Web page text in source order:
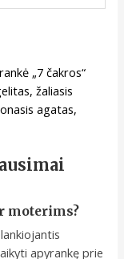
„7 čakros“
žaliasis
agatas,
moterims?
apyrankę prie